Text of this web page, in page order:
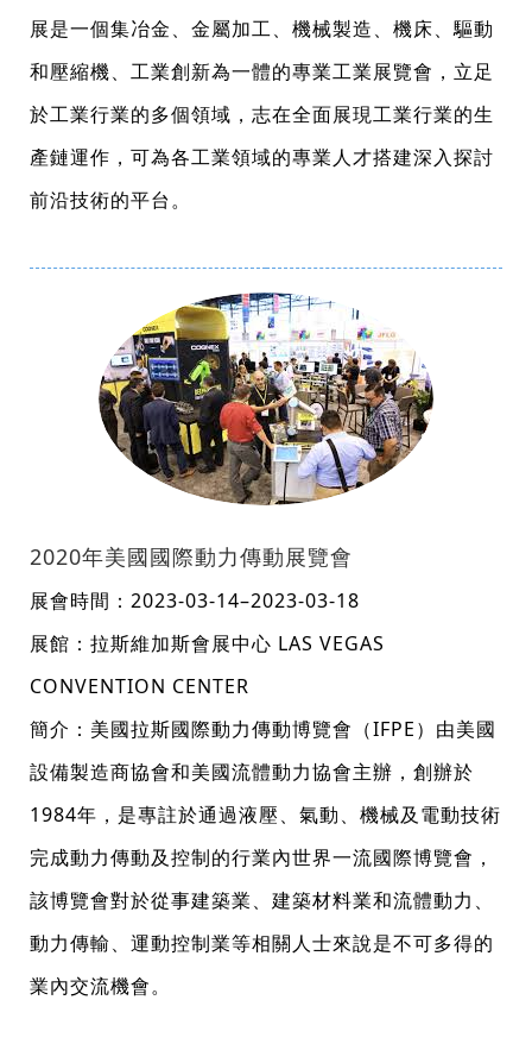
展是一個集冶金、金屬加工、機械製造、機床、驅動
和壓縮機、工業創新為一體的專業工業展覽會，立足
於工業行業的多個領域，志在全面展現工業行業的生
產鏈運作，可為各工業領域的專業人才搭建深入探討
前沿技術的平台。
2020年美國國際動力傳動展覽會
展會時間：2023-03-14–2023-03-18
展館：拉斯維加斯會展中心 LAS VEGAS
CONVENTION CENTER
簡介：美國拉斯國際動力傳動博覽會（IFPE）由美國
設備製造商協會和美國流體動力協會主辦，創辦於
1984年，是專註於通過液壓、氣動、機械及電動技術
完成動力傳動及控制的行業內世界一流國際博覽會，
該博覽會對於從事建築業、建築材料業和流體動力、
動力傳輸、運動控制業等相關人士來說是不可多得的
業內交流機會。